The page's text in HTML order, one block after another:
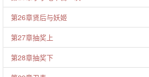
第26章贤后与妖姬
第27章抽奖上
第28章抽奖下